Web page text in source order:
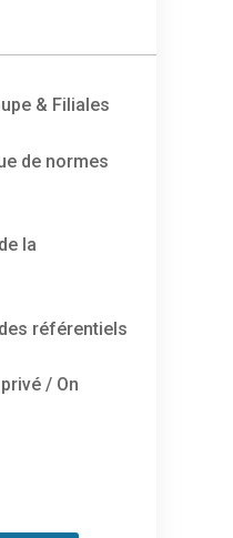
& Filiales
de normes
la
référentiels
/ On